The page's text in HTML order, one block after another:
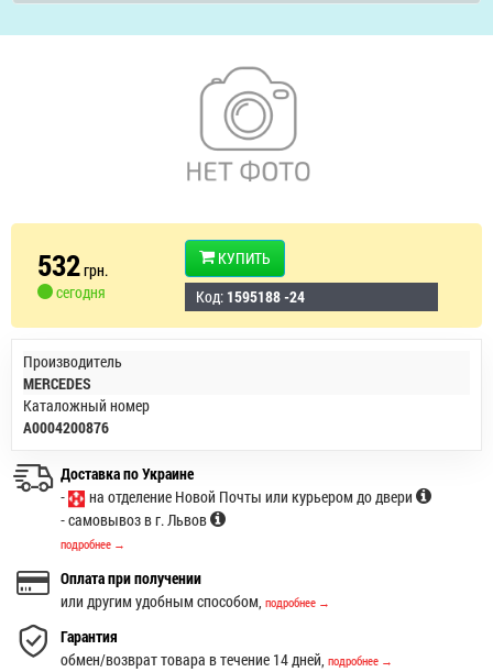
532грн.
сегодня
КУПИТЬ
Код: 1595188 -24
Производитель
MERCEDES
Каталожный номер
A0004200876
Доставка по Украине
-
на отделение Новой Почты или курьером до двери
- самовывоз в г. Львов
подробнее →
Оплата при получении
или другим удобным способом, подробнее →
Гарантия
обмен/возврат товара в течение 14 дней, подробнее →